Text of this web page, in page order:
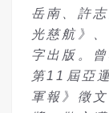
岳南、許
光慈航》
字出版。
第11屆亞
軍報》徵